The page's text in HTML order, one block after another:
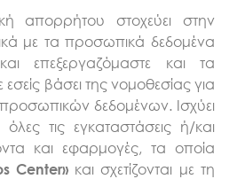
απορρήτου στοχεύει στην
με τα προσωπικά δεδομένα
επεξεργαζόμαστε και τα
εσείς βάσει της νομοθεσίας για
δεδομένων. Ισχύει
τις εγκαταστάσεις ή/και
και εφαρμογές, τα οποία
Center» και σχετίζονται με τη